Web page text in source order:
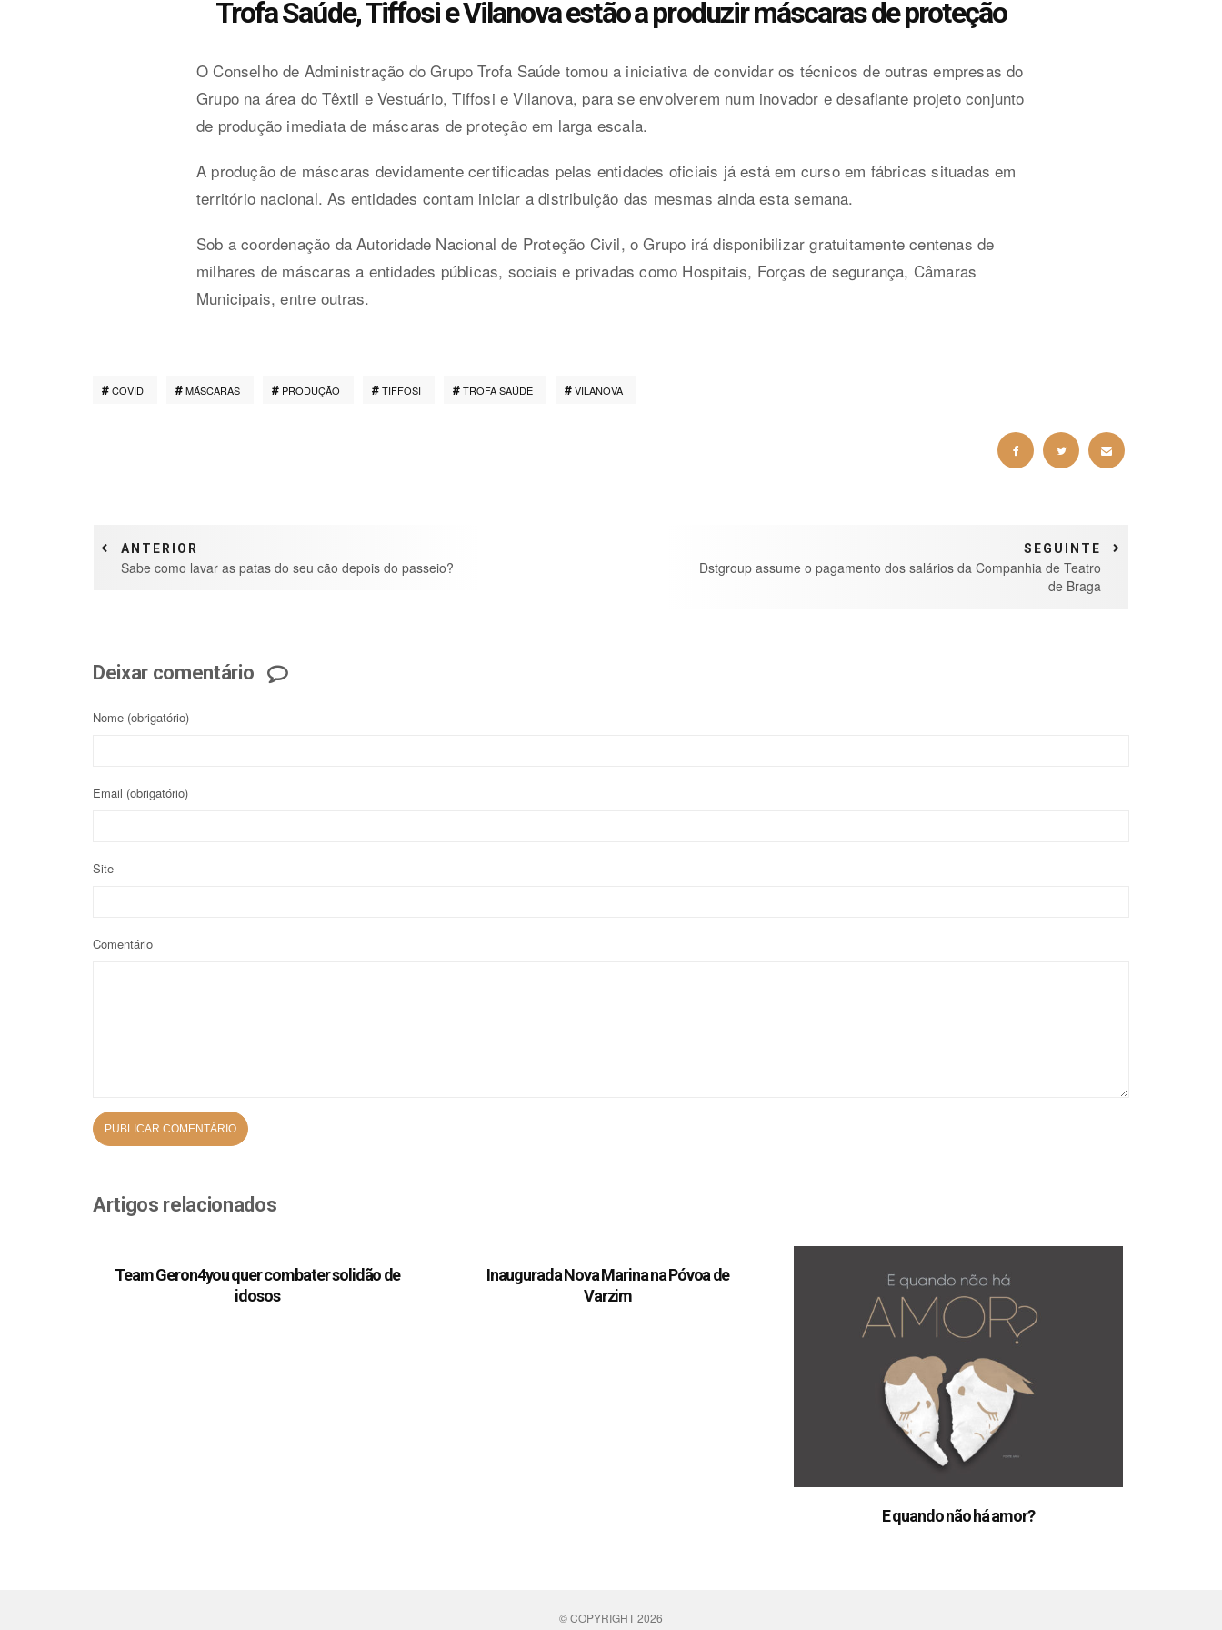
Trofa Saúde, Tiffosi e Vilanova estão a produzir máscaras de proteção
O Conselho de Administração do Grupo Trofa Saúde tomou a iniciativa de convidar os técnicos de outras empresas do
Grupo na área do Têxtil e Vestuário, Tiffosi e Vilanova, para se envolverem num inovador e desafiante projeto conjunto
de produção imediata de máscaras de proteção em larga escala.
A produção de máscaras devidamente certificadas pelas entidades oficiais já está em curso em fábricas situadas em
território nacional. As entidades contam iniciar a distribuição das mesmas ainda esta semana.
Sob a coordenação da Autoridade Nacional de Proteção Civil, o Grupo irá disponibilizar gratuitamente centenas de
milhares de máscaras a entidades públicas, sociais e privadas como Hospitais, Forças de segurança, Câmaras
Municipais, entre outras.
COVID MÁSCARAS PRODUÇÃO TIFFOSI TROFA SAÚDE VILANOVA
ANTERIOR
Sabe como lavar as patas do seu cão depois do passeio?
SEGUINTE
Dstgroup assume o pagamento dos salários da Companhia de Teatro
de Braga
Deixar comentário
Nome (obrigatório)
Email (obrigatório)
Site
Comentário
Artigos relacionados
Team Geron4you quer combater solidão de
idosos
Inaugurada Nova Marina na Póvoa de
Varzim
E quando não há amor?
© COPYRIGHT 2026